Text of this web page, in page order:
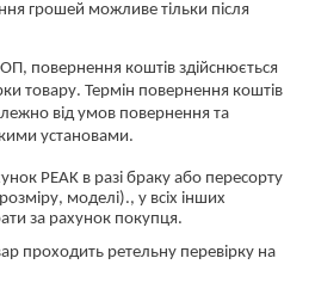
грошей можливе тільки після
повернення коштів здійснюється
товару. Термін повернення коштів
від умов повернення та
установами.
PEAK в разі браку або пересорту
моделі)., у всіх інших
за рахунок покупця.
проходить ретельну перевірку на